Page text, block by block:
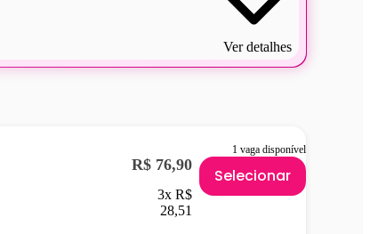
Ver detalhes
1 vaga disponível
R$ 76,90
3x R$
28,51
Selecionar